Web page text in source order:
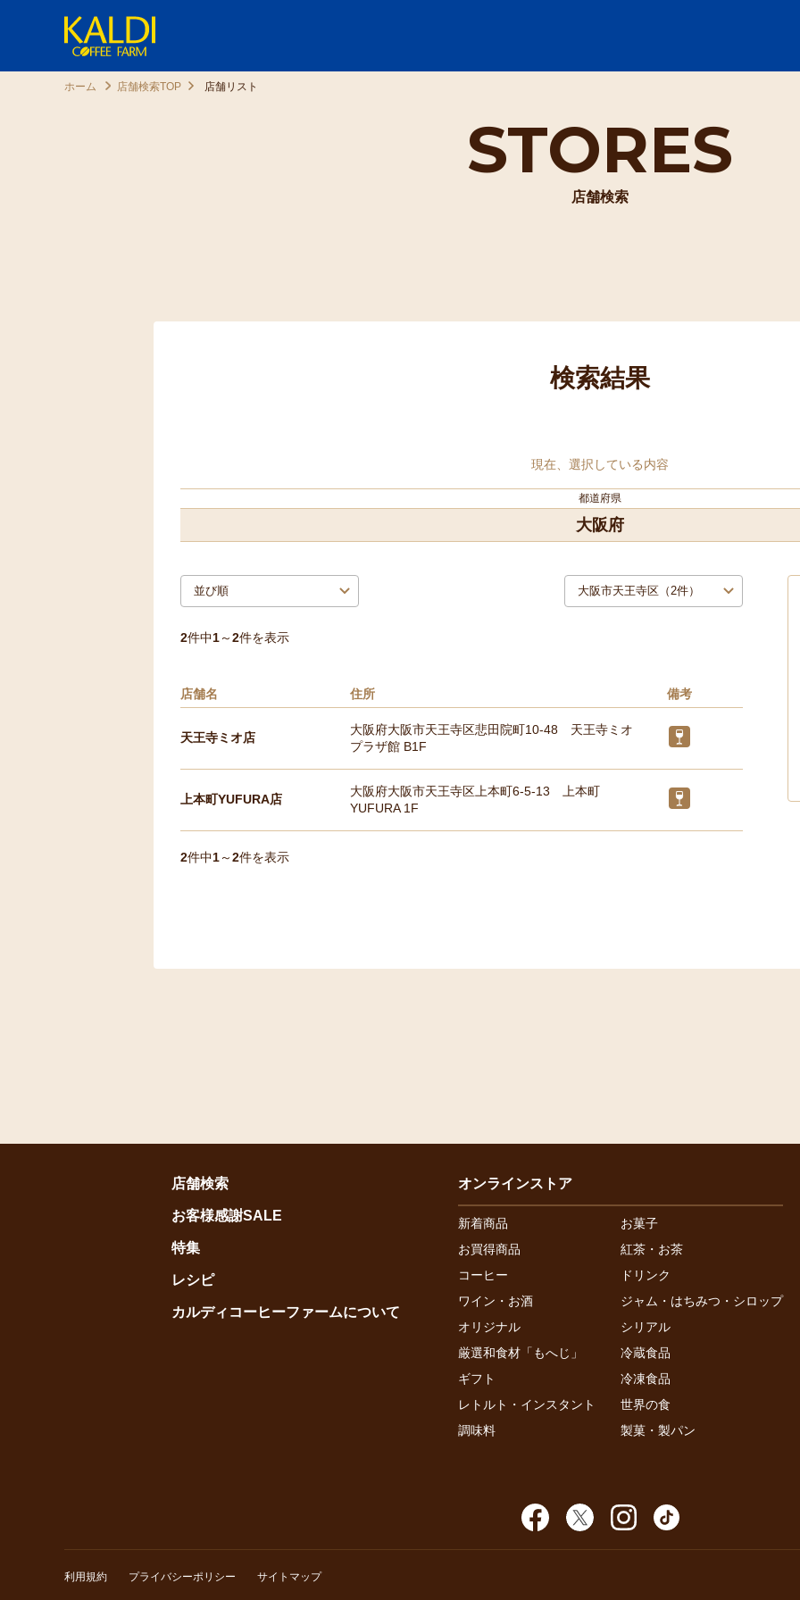
STORES
店舗検索
ホーム 店舗検索TOP 店舗リスト
検索結果
現在、選択している内容
都道府県
大阪府
2件中1～2件を表示
店舗名 住所 備考
天王寺ミオ店
大阪府大阪市天王寺区悲田院町10-48 天王寺ミオ
プラザ館 B1F
上本町YUFURA店
大阪府大阪市天王寺区上本町6-5-13 上本町
YUFURA 1F
2件中1～2件を表示
店舗検索
お客様感謝SALE
特集
レシピ
カルディコーヒーファームについて
オンラインストア
新着商品
お菓子
お買得商品
紅茶・お茶
コーヒー
ドリンク
ワイン・お酒
ジャム・はちみつ・シロップ
オリジナル
シリアル
厳選和食材「もへじ」
冷蔵食品
ギフト
冷凍食品
レトルト・インスタント
世界の食
調味料
製菓・製パン
利用規約 プライバシーポリシー サイトマップ